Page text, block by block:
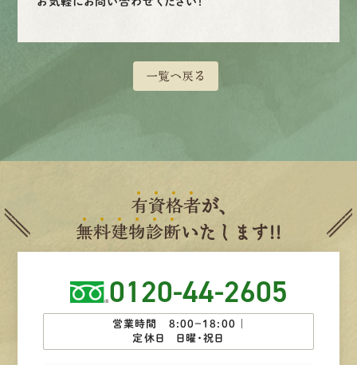
一覧へ戻る
有資格者が、
無料建物診断いたします!!
0120-44-2605
営業時間 8:00−18:00 ｜
定休日 日曜・祝日